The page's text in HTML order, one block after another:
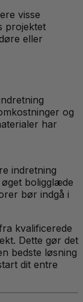
visse
projektet
eller
og
har
indretning
boligglæde
bør indgå i
kvalificerede
Dette gør det
bedste løsning
dit entre